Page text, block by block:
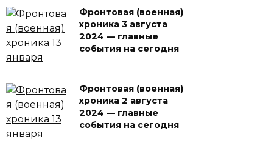
Фронтовая (военная)
хроника 3 августа
2024 — главные
события на сегодня
Фронтовая (военная)
хроника 2 августа
2024 — главные
события на сегодня